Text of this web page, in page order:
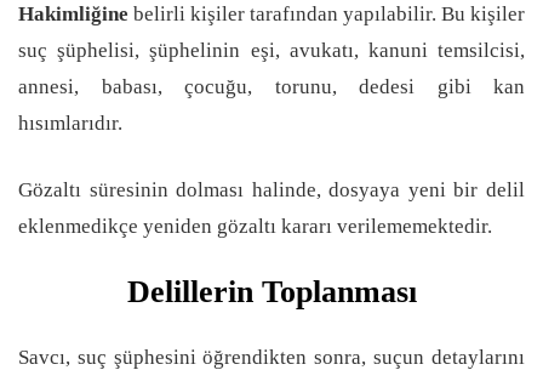
Hakimliğine belirli kişiler tarafından yapılabilir. Bu kişiler
suç şüphelisi, şüphelinin eşi, avukatı, kanuni temsilcisi,
annesi, babası, çocuğu, torunu, dedesi gibi kan
hısımlarıdır.
Gözaltı süresinin dolması halinde, dosyaya yeni bir delil
eklenmedikçe yeniden gözaltı kararı verilememektedir.
Delillerin Toplanması
Savcı, suç şüphesini öğrendikten sonra, suçun detaylarını